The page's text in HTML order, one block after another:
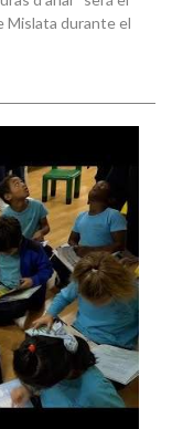
Mislata durante el